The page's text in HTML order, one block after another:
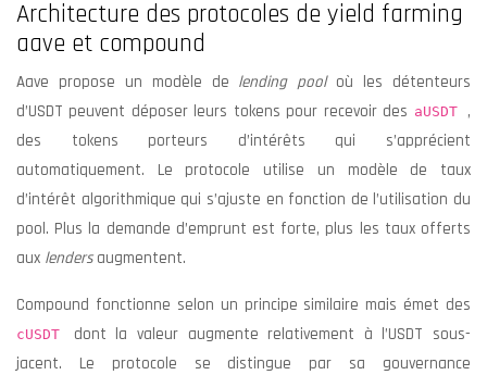
Architecture des protocoles de yield farming
aave et compound
Aave propose un modèle de lending pool où les détenteurs
d’USDT peuvent déposer leurs tokens pour recevoir des aUSDT ,
des tokens porteurs d’intérêts qui s’apprécient
automatiquement. Le protocole utilise un modèle de taux
d’intérêt algorithmique qui s’ajuste en fonction de l’utilisation du
pool. Plus la demande d’emprunt est forte, plus les taux offerts
aux lenders augmentent.
Compound fonctionne selon un principe similaire mais émet des
cUSDT dont la valeur augmente relativement à l’USDT sous-
jacent. Le protocole se distingue par sa gouvernance